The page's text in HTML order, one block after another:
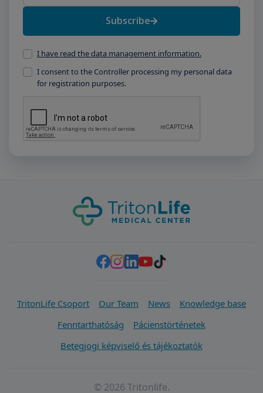
Subscribe
I have read the data management information.
I consent to the Controller processing my personal data
for registration purposes.
TritonLife Csoport Our Team News
Knowledge base
Fenntarthatóság
Pácienstörténetek
Betegjogi képviselő és tájékoztatók
© 2026 Tritonlife.